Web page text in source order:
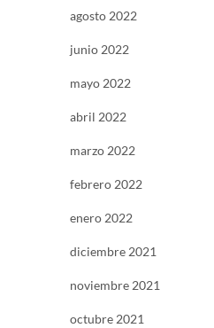
agosto 2022
junio 2022
mayo 2022
abril 2022
marzo 2022
febrero 2022
enero 2022
diciembre 2021
noviembre 2021
octubre 2021